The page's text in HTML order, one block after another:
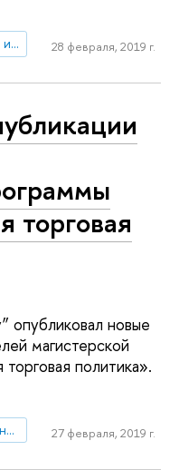
Центр комплексных европейских и международных исследований (ЦКЕМИ)
28 февраля, 2019 г.
торговая
опубликовал новые
магистерской
политика».
Магистерская программа «Международная торговая политика»
27 февраля, 2019 г.